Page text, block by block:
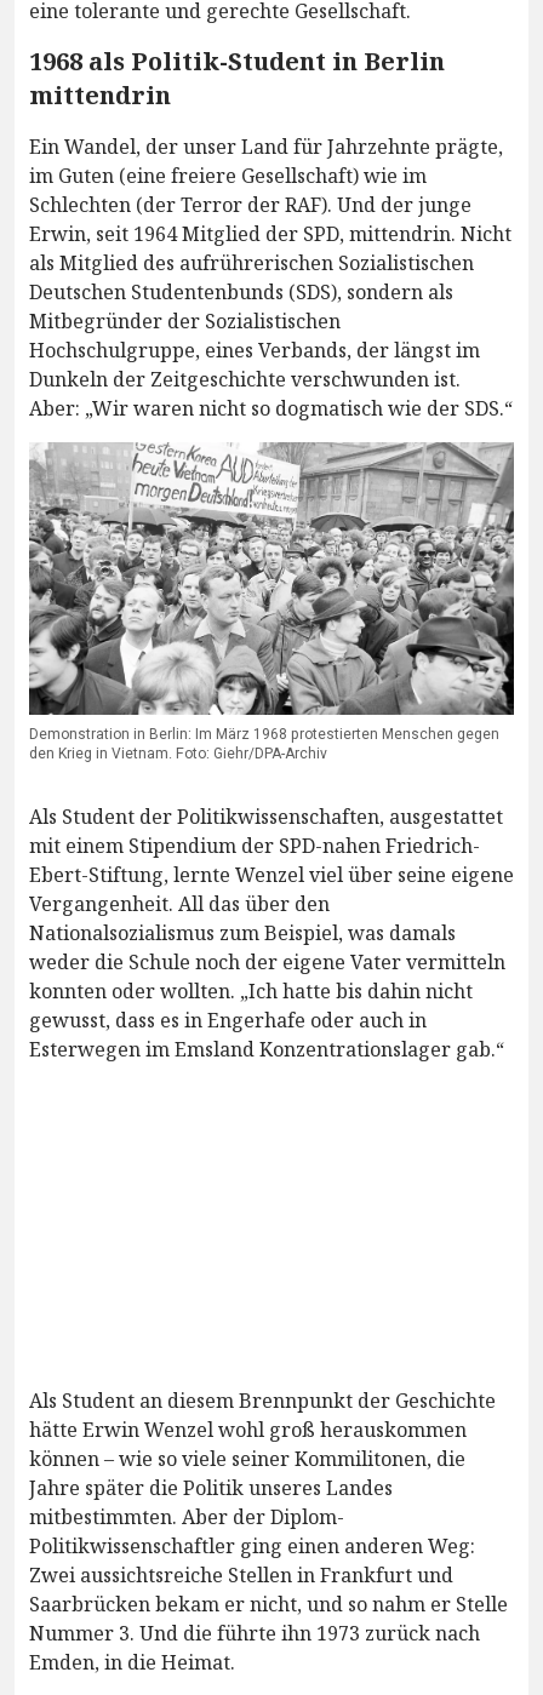
eine tolerante und gerechte Gesellschaft.
1968 als Politik-Student in Berlin
mittendrin
Ein Wandel, der unser Land für Jahrzehnte prägte,
im Guten (eine freiere Gesellschaft) wie im
Schlechten (der Terror der RAF). Und der junge
Erwin, seit 1964 Mitglied der SPD, mittendrin. Nicht
als Mitglied des aufrührerischen Sozialistischen
Deutschen Studentenbunds (SDS), sondern als
Mitbegründer der Sozialistischen
Hochschulgruppe, eines Verbands, der längst im
Dunkeln der Zeitgeschichte verschwunden ist.
Aber: „Wir waren nicht so dogmatisch wie der SDS.“
Demonstration in Berlin: Im März 1968 protestierten Menschen gegen
den Krieg in Vietnam. Foto: Giehr/DPA-Archiv
Als Student der Politikwissenschaften, ausgestattet
mit einem Stipendium der SPD-nahen Friedrich-
Ebert-Stiftung, lernte Wenzel viel über seine eigene
Vergangenheit. All das über den
Nationalsozialismus zum Beispiel, was damals
weder die Schule noch der eigene Vater vermitteln
konnten oder wollten. „Ich hatte bis dahin nicht
gewusst, dass es in Engerhafe oder auch in
Esterwegen im Emsland Konzentrationslager gab.“
Als Student an diesem Brennpunkt der Geschichte
hätte Erwin Wenzel wohl groß herauskommen
können – wie so viele seiner Kommilitonen, die
Jahre später die Politik unseres Landes
mitbestimmten. Aber der Diplom-
Politikwissenschaftler ging einen anderen Weg:
Zwei aussichtsreiche Stellen in Frankfurt und
Saarbrücken bekam er nicht, und so nahm er Stelle
Nummer 3. Und die führte ihn 1973 zurück nach
Emden, in die Heimat.